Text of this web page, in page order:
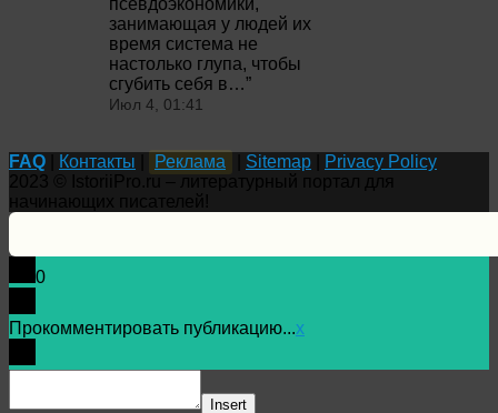
псевдоэкономики,
занимающая у людей их
время система не
настолько глупа, чтобы
сгубить себя в…”
Июл 4, 01:41
FAQ Контакты Реклама Sitemap
Privacy Policy
0
Прокомментировать публикацию...x
Insert